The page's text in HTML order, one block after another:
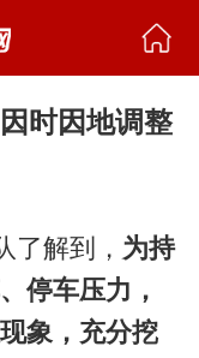
时因地调整
了解到， 为持
停车压力，
象，充分挖